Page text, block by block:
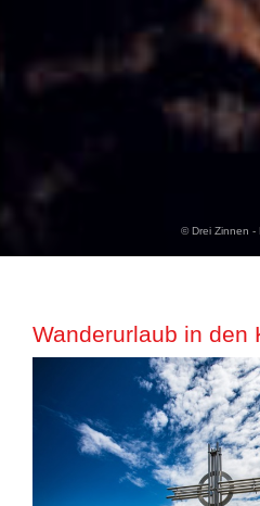
© Drei Zinnen -
Wanderurlaub in den